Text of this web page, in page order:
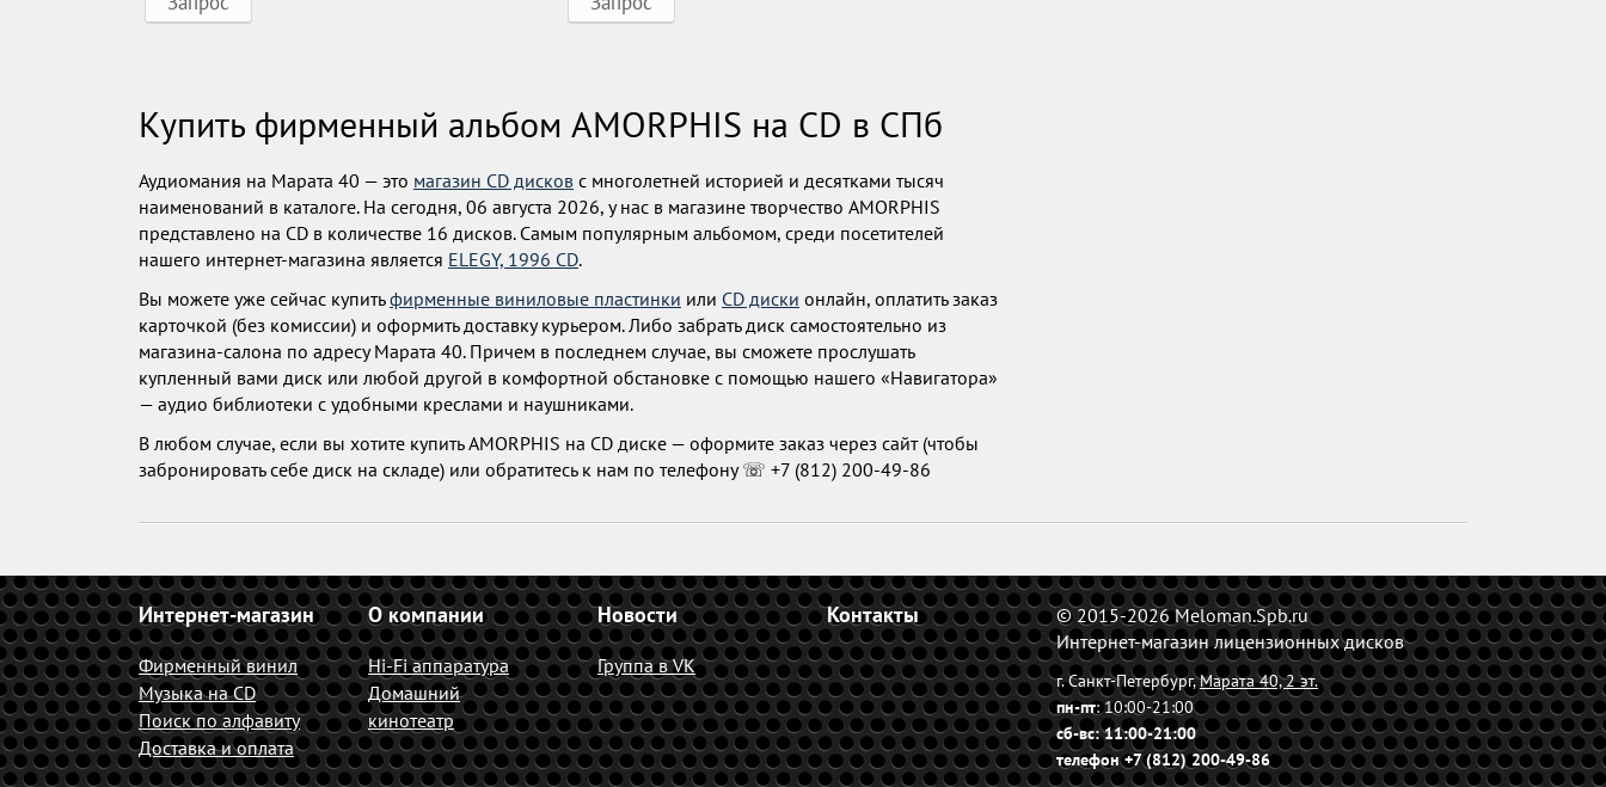
Купить фирменный альбом AMORPHIS на CD в СПб
Аудиомания на Марата 40 — это магазин CD дисков с многолетней историей и десятками тысяч
наименований в каталоге. На сегодня, 06 августа 2026, у нас в магазине творчество AMORPHIS
представлено на CD в количестве 16 дисков. Самым популярным альбомом, среди посетителей
нашего интернет-магазина является ELEGY, 1996 CD.
Вы можете уже сейчас купитьфирменные виниловые пластинки или CD диски онлайн, оплатить заказ
карточкой (без комиссии) и оформить доставку курьером. Либо забрать диск самостоятельно из
магазина-салона по адресу Марата 40. Причем в последнем случае, вы сможете прослушать
купленный вами диск или любой другой в комфортной обстановке с помощью нашего «Навигатора»
— аудио библиотеки с удобными креслами и наушниками.
В любом случае, если вы хотите купить AMORPHIS на CD диске — оформите заказ через сайт (чтобы
забронировать себе диск на складе) или обратитесь к нам по телефону ☏ +7 (812) 200-49-86
Интернет-магазин
Фирменный винил
Музыка на CD
Поиск по алфавиту
Доставка и оплата
О компании
Hi-Fi аппаратура
Домашний
кинотеатр
Новости
Группа в VK
Контакты
© 2015-2026 Meloman.Spb.ru
Интернет-магазин лицензионных дисков
г. Санкт-Петербург,Марата 40, 2 эт.
пн-пт: 10:00-21:00
сб-вс: 11:00-21:00
телефон +7 (812) 200-49-86